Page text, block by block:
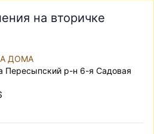
на вторичке
ДОМА
Пересыпский р-н 6-я Садовая